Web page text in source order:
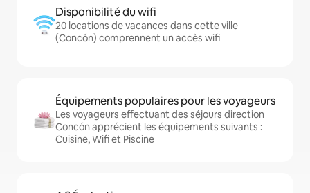
Disponibilité du wifi
20 locations de vacances dans cette ville
(Concón) comprennent un accès wifi
Équipements populaires pour les voyageurs
Les voyageurs effectuant des séjours direction
Concón apprécient les équipements suivants :
Cuisine, Wifi et Piscine